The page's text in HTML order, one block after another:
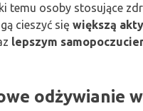
temu osoby stosujące
cieszyć się większą
lepszym
odżywianie